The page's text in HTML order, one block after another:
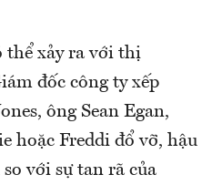
thể xảy ra với thị
đốc công ty xếp
ông Sean Egan,
hoặc Freddi đổ vỡ, hậu
với sự tan rã của